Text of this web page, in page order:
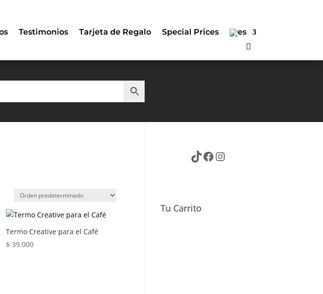
Testimonios Tarjeta de Regalo Special Prices
Termo Creative para el Café
$ 39.000
TikTok
Facebook
Instagram
Tu Carrito